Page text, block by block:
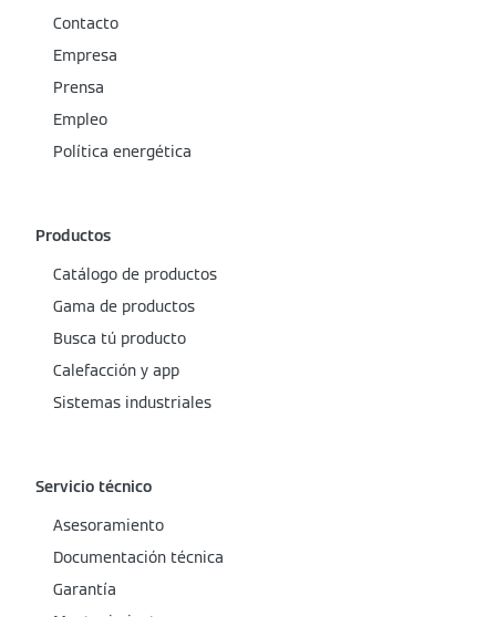
Contacto
Empresa
Prensa
Empleo
Política energética
Productos
Catálogo de productos
Gama de productos
Busca tú producto
Calefacción y app
Sistemas industriales
Servicio técnico
Asesoramiento
Documentación técnica
Garantía